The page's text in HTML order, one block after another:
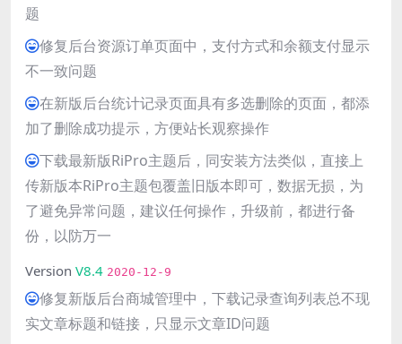
题
修复后台资源订单页面中，支付方式和余额支付显示
不一致问题
在新版后台统计记录页面具有多选删除的页面，都添
加了删除成功提示，方便站长观察操作
下载最新版RiPro主题后，同安装方法类似，直接上
传新版本RiPro主题包覆盖旧版本即可，数据无损，为
了避免异常问题，建议任何操作，升级前，都进行备
份，以防万一
Version V8.4 2020-12-9
修复新版后台商城管理中，下载记录查询列表总不现
实文章标题和链接，只显示文章ID问题